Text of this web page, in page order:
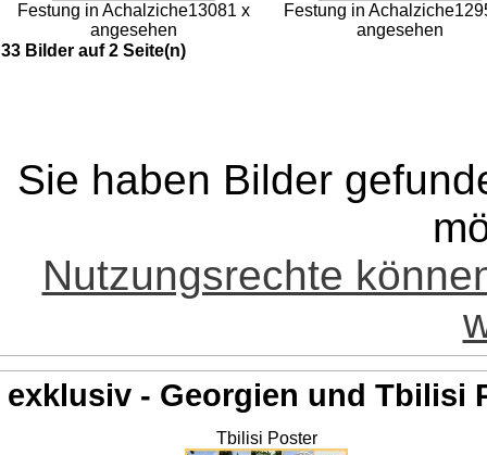
Festung in Achalziche13081 x
angesehen
Festung in Achalziche
angesehen
33 Bilder auf 2 Seite(n)
Sie haben Bilder
Nutzungsrechte
exklusiv - Georgien und Tbilisi
Tbilisi Poster